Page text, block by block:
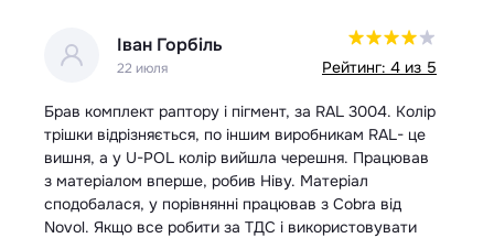
Горбіль
раптору і пігмент, за RAL 3004. Колір
по іншим виробникам RAL- це
POL колір вийшла черешня. Працював
вперше, робив Ніву. Матеріал
у порівнянні працював з Cobra від
все робити за ТДС і використовувати
Роман
19 июня
Замовляю вже не
швидко